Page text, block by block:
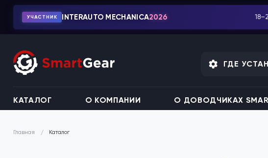
УЧАСТНИК INTERAUTO MECHANICA2026
КАТАЛОГ О КОМПАНИИ О ДОВОДЧИКАХ
ГДЕ
Главная Каталог